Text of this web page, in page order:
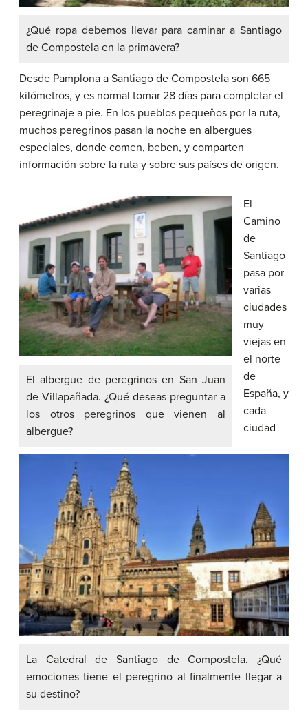
¿Qué ropa debemos llevar para caminar a Santiago
de Compostela en la primavera?
Desde Pamplona a Santiago de Compostela son 665
kilómetros, y es normal tomar 28 días para completar el
peregrinaje a pie. En los pueblos pequeños por la ruta,
muchos peregrinos pasan la noche en albergues
especiales, donde comen, beben, y comparten
información sobre la ruta y sobre sus países de origen.
El albergue de peregrinos en San Juan
de Villapañada. ¿Qué deseas preguntar a
los otros peregrinos que vienen al
albergue?
La Catedral de Santiago de Compostela. ¿Qué
emociones tiene el peregrino al finalmente llegar a
su destino?
El
Camino
de
Santiago
pasa por
varias
ciudades
muy
viejas en
el norte
de
España, y
cada
ciudad